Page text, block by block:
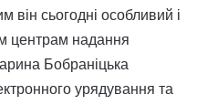
він сьогодні особливий і
центрам надання
Бобраніцька
урядування та